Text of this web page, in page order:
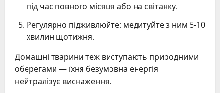
під час повного місяця або на світанку.
Регулярно підживлюйте: медитуйте з ним 5-10
хвилин щотижня.
Домашні тварини теж виступають природними
оберегами — їхня безумовна енергія
нейтралізує виснаження.